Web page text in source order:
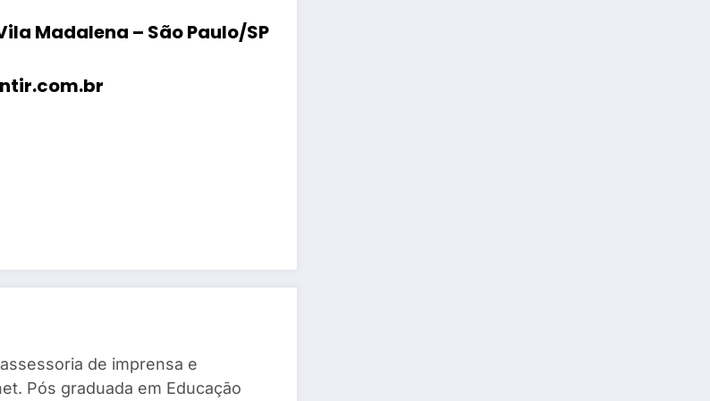
Madalena – São Paulo/SP
de imprensa e
Pós graduada em Educação